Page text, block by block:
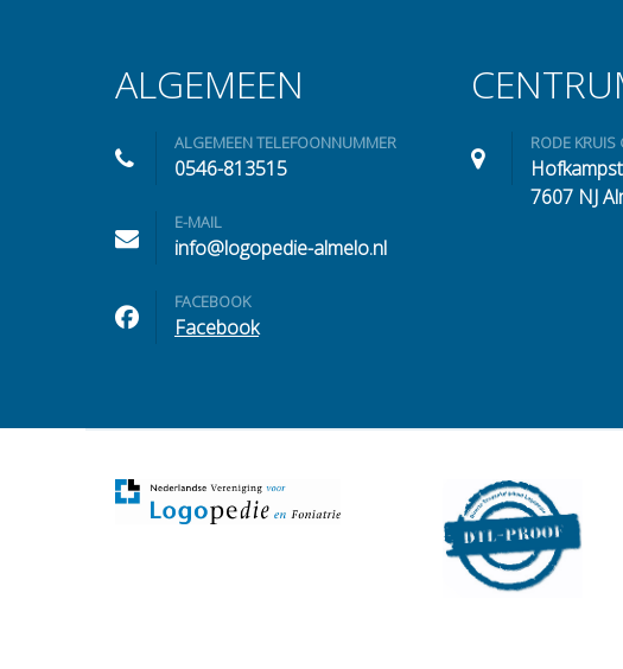
ALGEMEEN
ALGEMEEN TELEFOONNUMMER
0546-813515
E-MAIL
info@logopedie-almelo.nl
FACEBOOK
Facebook
RODE KRUIS
7607 NJ